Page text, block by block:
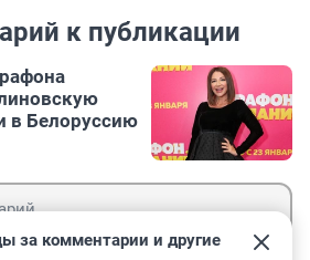
к публикации
в Белоруссию
за комментарии и другие